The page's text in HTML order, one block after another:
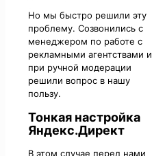
Но мы быстро решили эту
проблему. Созвонились с
менеджером по работе с
рекламными агентствами и
при ручной модерации
решили вопрос в нашу
пользу.
Тонкая настройка
Яндекс.Директ
В этом случае перед нами